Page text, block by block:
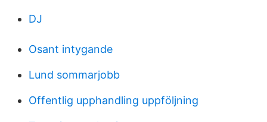
DJ
Osant intygande
Lund sommarjobb
Offentlig upphandling uppföljning